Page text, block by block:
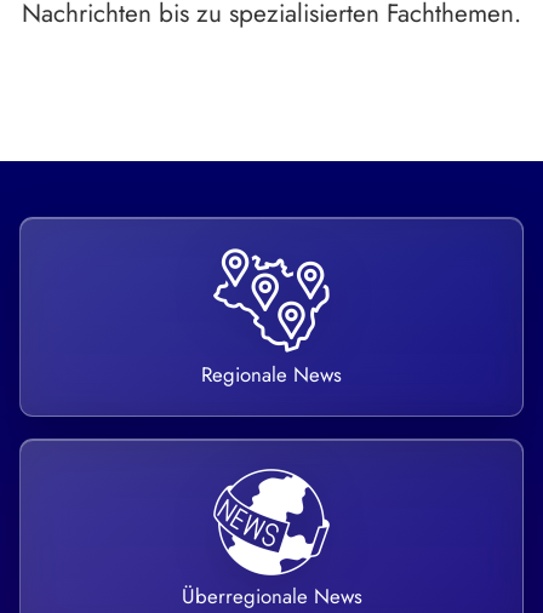
Nachrichten bis zu spezialisierten Fachthemen.
Regionale News
Überregionale News